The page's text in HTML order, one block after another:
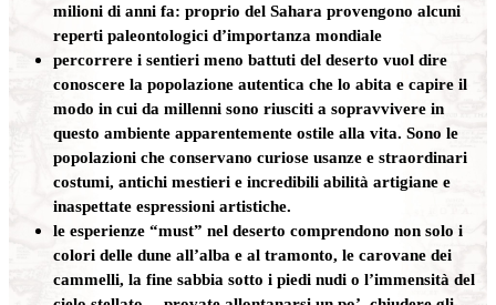
milioni di anni fa: proprio del Sahara provengono alcuni
reperti paleontologici d’importanza mondiale
percorrere i sentieri meno battuti del deserto vuol dire
conoscere la popolazione autentica che lo abita e capire il
modo in cui da millenni sono riusciti a sopravvivere in
questo ambiente apparentemente ostile alla vita. Sono le
popolazioni che conservano curiose usanze e straordinari
costumi, antichi mestieri e incredibili abilità artigiane e
inaspettate espressioni artistiche.
le esperienze “must” nel deserto comprendono non solo i
colori delle dune all’alba e al tramonto, le carovane dei
cammelli, la fine sabbia sotto i piedi nudi o l’immensità del